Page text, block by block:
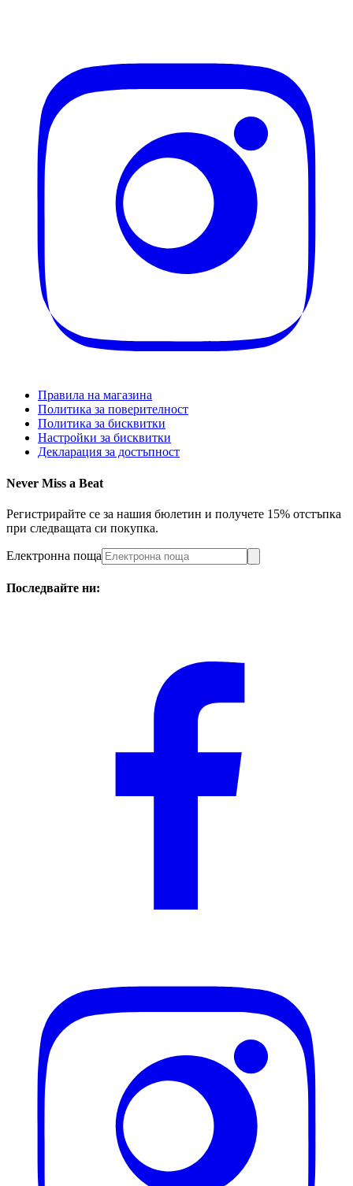
Правила на магазина
Политика за поверителност
Политика за бисквитки
Настройки за бисквитки
Декларация за достъпност
Never Miss a Beat
Регистрирайте се за нашия бюлетин и получете 15% отстъпка
при следващата си покупка.
Електронна поща
Последвайте ни: